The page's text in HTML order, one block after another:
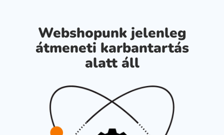
Webshopunk jelenleg
átmeneti karbantartás
alatt áll